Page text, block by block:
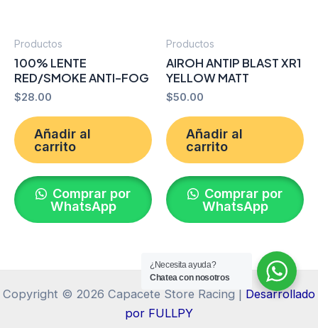
Productos
100% LENTE
RED/SMOKE ANTI-FOG
$28.00
Añadir al
carrito
Comprar por
WhatsApp
Productos
AIROH ANTIP BLAST XR1
YELLOW MATT
$50.00
Añadir al
carrito
Comprar por
WhatsApp
Copyright © 2026 Capacete Store Racing | Desarrollado
por FULLPY
¿Necesita ayuda?
Chatea con nosotros